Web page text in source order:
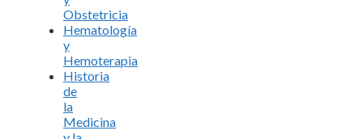
Obstetricia
Hematología
y
Hemoterapia
Historia
de
la
Medicina